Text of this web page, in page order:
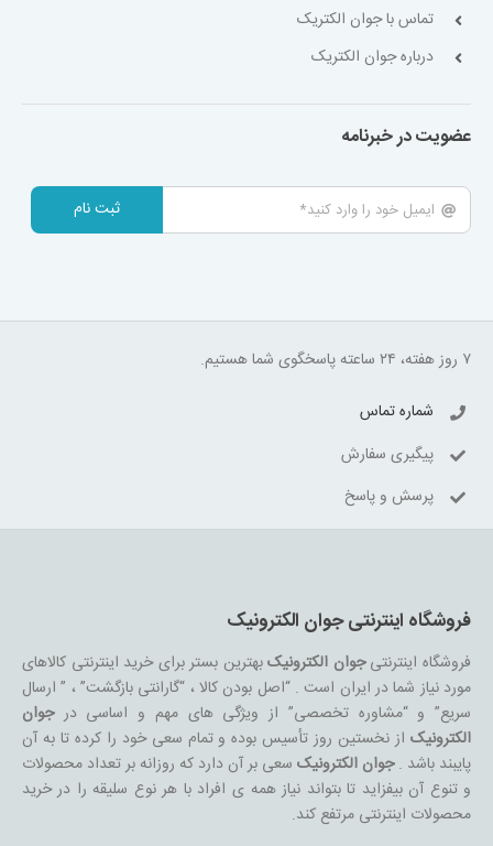
تماس با جوان الکتریک
درباره جوان الکتریک
عضویت در خبرنامه
ثبت نام
۷ روز هفته، ۲۴ ساعته پاسخگوی شما هستیم.
شماره تماس
پیگیری سفارش
پرسش و پاسخ
فروشگاه اینترنتی جوان الکترونیک
فروشگاه اینترنتیجوان الکترونیکبهترین بستر برای خرید اینترنتی کالاهای
مورد نیاز شما در ایران است . “اصل بودن کالا ، “گارانتی بازگشت” ، ” ارسال
سریع” و “مشاوره تخصصی” از ویژگی های مهم و اساسی درجوان
الکترونیکاز نخستین روز تأسیس بوده و تمام سعی خود را کرده تا به آن
پایبند باشد .جوان الکترونیکسعی بر آن دارد که روزانه بر تعداد محصولات
و تنوع آن بیفزاید تا بتواند نیاز همه ی افراد با هر نوع سلیقه را در خرید
محصولات اینترنتی مرتفع کند.